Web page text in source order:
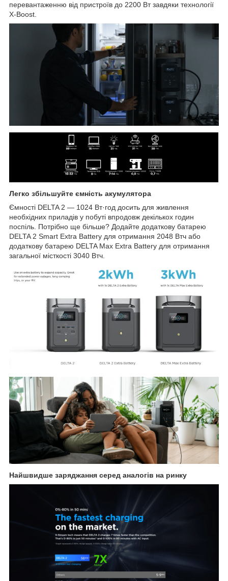
перевантаженню від пристроїв до 2200 Вт завдяки технології
X-Boost.
Легко збільшуйте ємність акумулятора
Ємності DELTA 2 — 1024 Вт·год досить для живлення
необхідних приладів у побуті впродовж декількох годин
поспіль. Потрібно ще більше? Додайте додаткову батарею
DELTA 2 Smart Extra Battery для отримання 2048 Втч або
додаткову батарею DELTA Max Extra Battery для отримання
загальної місткості 3040 Втч.
Найшвидше заряджання серед аналогів на ринку